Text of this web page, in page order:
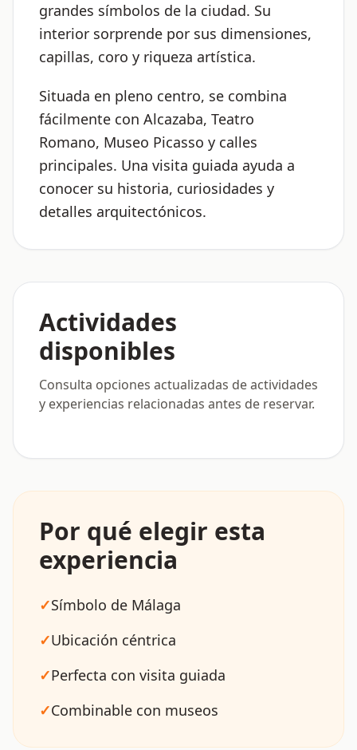
grandes símbolos de la ciudad. Su
interior sorprende por sus dimensiones,
capillas, coro y riqueza artística.
Situada en pleno centro, se combina
fácilmente con Alcazaba, Teatro
Romano, Museo Picasso y calles
principales. Una visita guiada ayuda a
conocer su historia, curiosidades y
detalles arquitectónicos.
Actividades
disponibles
Consulta opciones actualizadas de actividades
y experiencias relacionadas antes de reservar.
Por qué elegir esta
experiencia
✓Símbolo de Málaga
✓Ubicación céntrica
✓Perfecta con visita guiada
✓Combinable con museos